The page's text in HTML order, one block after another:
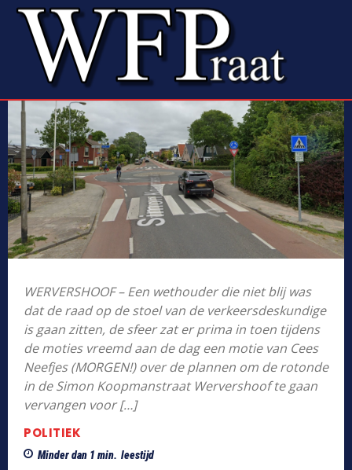
WERVERSHOOF – Een wethouder die niet blij was
dat de raad op de stoel van de verkeersdeskundige
is gaan zitten, de sfeer zat er prima in toen tijdens
de moties vreemd aan de dag een motie van Cees
Neefjes (MORGEN!) over de plannen om de rotonde
in de Simon Koopmanstraat Wervershoof te gaan
vervangen voor […]
POLITIEK
Minder dan 1 min. leestijd